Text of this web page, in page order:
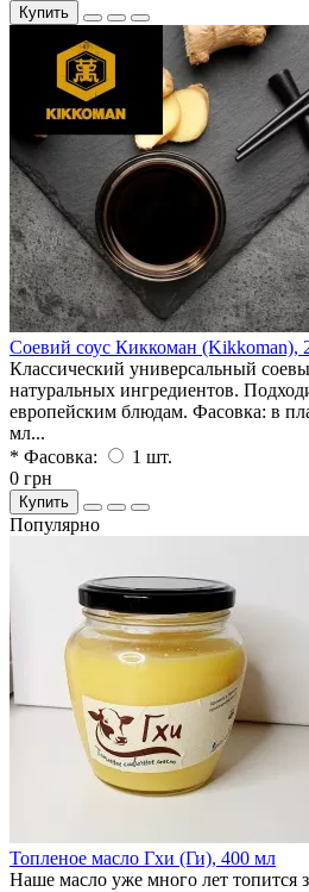
Купить
Соевий соус Киккоман (Kikkoman),
Классический универсальный
натуральных ингредиентов.
европейским блюдам. Фасовка: в
мл...
* Фасовка:
1 шт.
0 грн
Купить
Популярно
Топленое масло Гхи (Ги), 400 мл
Наше масло уже много лет топится